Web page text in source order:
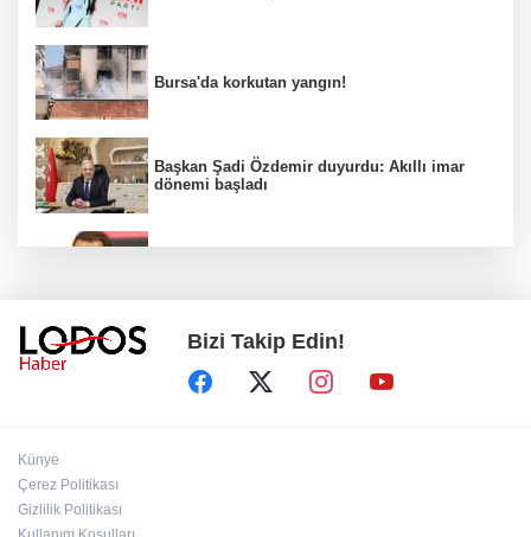
Bursa'da korkutan yangın!
Başkan Şadi Özdemir duyurdu: Akıllı imar
dönemi başladı
Bakan Gürlek duyurdu: İki çocuk cinayeti
aydınlatıldı!
Bizi Takip Edin!
Künye
Çerez Politikası
Gizlilik Politikası